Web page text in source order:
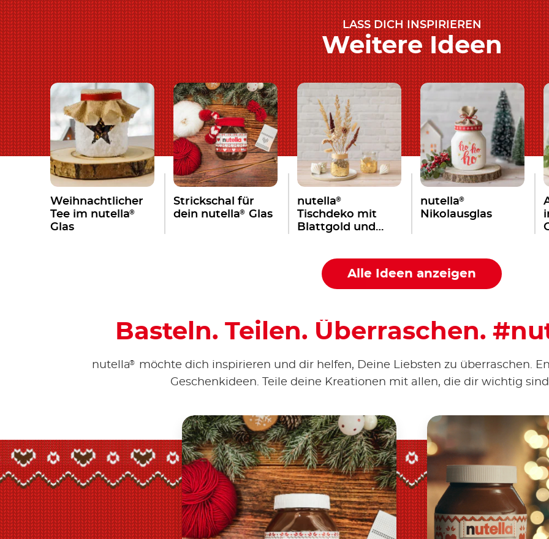
LASS DICH INSPIRIEREN
Weitere Ideen
Weihnachtlicher
Tee im nutella®
Glas
Strickschal für
dein nutella® Glas
nutella®
Tischdeko mit
Blattgold und
nutella®
Nikolausglas
Alle Ideen anzeigen
Basteln. Teilen. Überraschen.
nutella®
möchte dich inspirieren und dir helfen, Deine Liebsten zu überraschen.
Geschenkideen. Teile deine Kreationen mit allen, die dir wichtig